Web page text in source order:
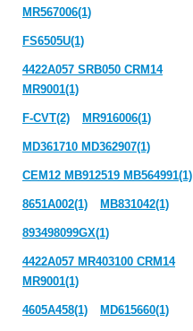
MR567006(1)
FS6505U(1)
4422A057 SRB050 CRM14
MR9001(1)
F-CVT(2) MR916006(1)
MD361710 MD362907(1)
CEM12 MB912519 MB564991(1)
8651A002(1) MB831042(1)
893498099GX(1)
4422A057 MR403100 CRM14
MR9001(1)
4605A458(1) MD615660(1)